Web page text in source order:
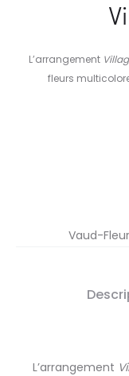
L’arrangement
fleurs
Vaud-
L’arrangement